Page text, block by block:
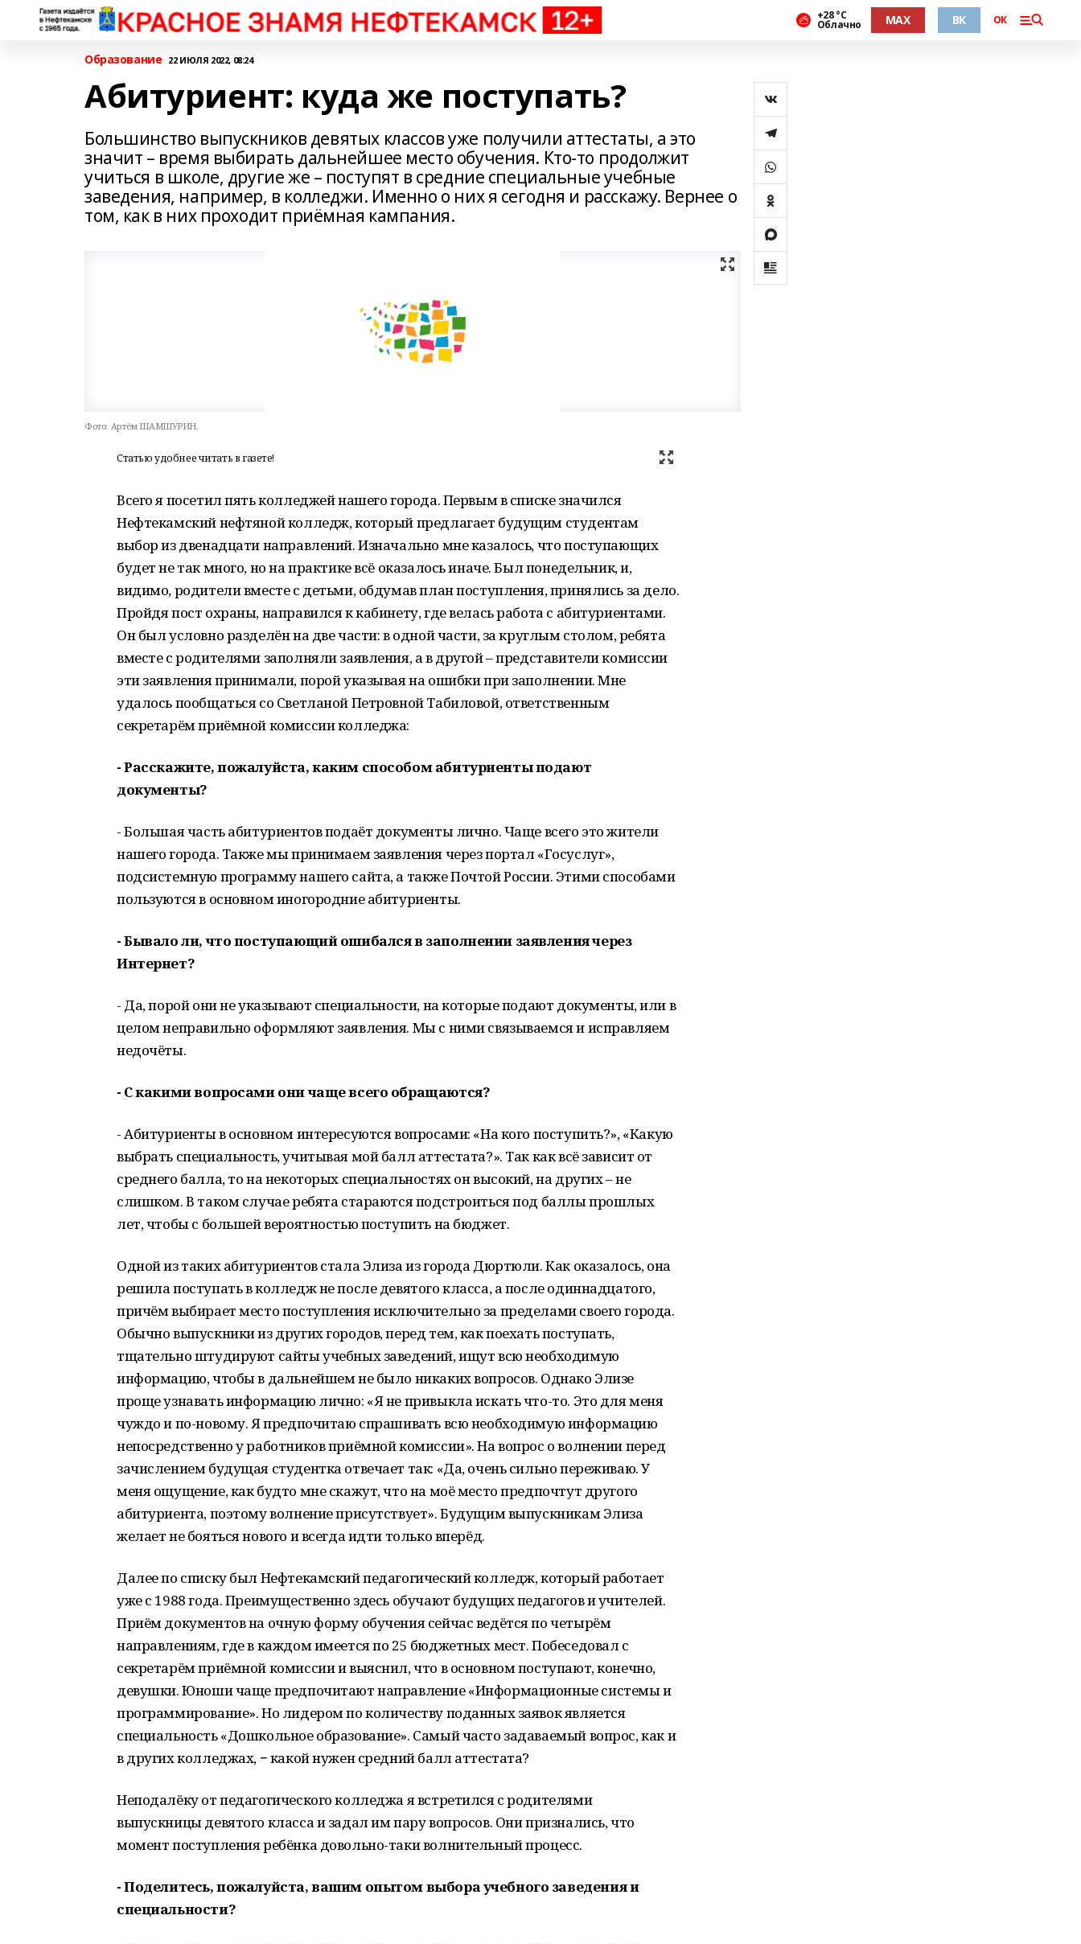
+28 °С
Облачно MAX ВК ОК
Образование 22 ИЮЛЯ 2022, 08:24
Абитуриент: куда же поступать?
Большинство выпускников девятых классов уже получили аттестаты, а это
значит – время выбирать дальнейшее место обучения. Кто-то продолжит
учиться в школе, другие же – поступят в средние специальные учебные
заведения, например, в колледжи. Именно о них я сегодня и расскажу. Вернее о
том, как в них проходит приёмная кампания.
Фото: Артём ШАМШУРИН.
Статью удобнее читать в газете!
Всего я посетил пять колледжей нашего города. Первым в списке значился
Нефтекамский нефтяной колледж, который предлагает будущим студентам
выбор из двенадцати направлений. Изначально мне казалось, что поступающих
будет не так много, но на практике всё оказалось иначе. Был понедельник, и,
видимо, родители вместе с детьми, обдумав план поступления, принялись за дело.
Пройдя пост охраны, направился к кабинету, где велась работа с абитуриентами.
Он был условно разделён на две части: в одной части, за круглым столом, ребята
вместе с родителями заполняли заявления, а в другой – представители комиссии
эти заявления принимали, порой указывая на ошибки при заполнении. Мне
удалось пообщаться со Светланой Петровной Табиловой, ответственным
секретарём приёмной комиссии колледжа:
- Расскажите, пожалуйста, каким способом абитуриенты подают
документы?
- Большая часть абитуриентов подаёт документы лично. Чаще всего это жители
нашего города. Также мы принимаем заявления через портал «Госуслуг»,
подсистемную программу нашего сайта, а также Почтой России. Этими способами
пользуются в основном иногородние абитуриенты.
- Бывало ли, что поступающий ошибался в заполнении заявления через
Интернет?
- Да, порой они не указывают специальности, на которые подают документы, или в
целом неправильно оформляют заявления. Мы с ними связываемся и исправляем
недочёты.
- С какими вопросами они чаще всего обращаются?
- Абитуриенты в основном интересуются вопросами: «На кого поступить?», «Какую
выбрать специальность, учитывая мой балл аттестата?». Так как всё зависит от
среднего балла, то на некоторых специальностях он высокий, на других – не
слишком. В таком случае ребята стараются подстроиться под баллы прошлых
лет, чтобы с большей вероятностью поступить на бюджет.
Одной из таких абитуриентов стала Элиза из города Дюртюли. Как оказалось, она
решила поступать в колледж не после девятого класса, а после одиннадцатого,
причём выбирает место поступления исключительно за пределами своего города.
Обычно выпускники из других городов, перед тем, как поехать поступать,
тщательно штудируют сайты учебных заведений, ищут всю необходимую
информацию, чтобы в дальнейшем не было никаких вопросов. Однако Элизе
проще узнавать информацию лично: «Я не привыкла искать что-то. Это для меня
чуждо и по-новому. Я предпочитаю спрашивать всю необходимую информацию
непосредственно у работников приёмной комиссии». На вопрос о волнении перед
зачислением будущая студентка отвечает так: «Да, очень сильно переживаю. У
меня ощущение, как будто мне скажут, что на моё место предпочтут другого
абитуриента, поэтому волнение присутствует». Будущим выпускникам Элиза
желает не бояться нового и всегда идти только вперёд.
Далее по списку был Нефтекамский педагогический колледж, который работает
уже с 1988 года. Преимущественно здесь обучают будущих педагогов и учителей.
Приём документов на очную форму обучения сейчас ведётся по четырём
направлениям, где в каждом имеется по 25 бюджетных мест. Побеседовал с
секретарём приёмной комиссии и выяснил, что в основном поступают, конечно,
девушки. Юноши чаще предпочитают направление «Информационные системы и
программирование». Но лидером по количеству поданных заявок является
специальность «Дошкольное образование». Самый часто задаваемый вопрос, как и
в других колледжах, − какой нужен средний балл аттестата?
Неподалёку от педагогического колледжа я встретился с родителями
выпускницы девятого класса и задал им пару вопросов. Они признались, что
момент поступления ребёнка довольно-таки волнительный процесс.
- Поделитесь, пожалуйста, вашим опытом выбора учебного заведения и
специальности?